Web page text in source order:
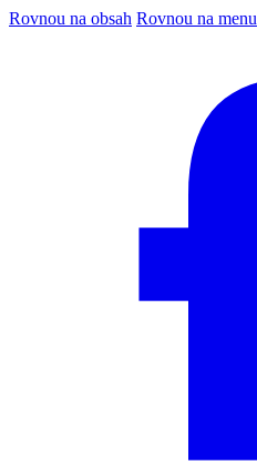
Rovnou na obsah Rovnou na menu